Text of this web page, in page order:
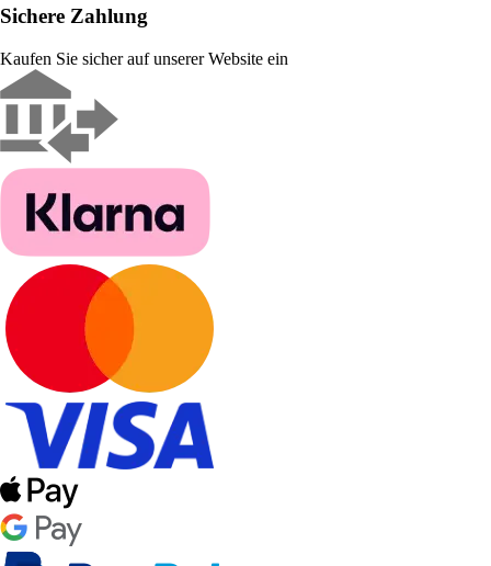
Sichere Zahlung
Kaufen Sie sicher auf unserer Website ein